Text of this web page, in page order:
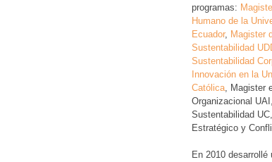
programas:
Humano de la
Ecuador, Magister
Sustentabilidad
Sustentabilidad
Innovación en la
Católica , Magister
Organizacional
Sustentabilidad
Estratégico y
En 2010 desarrollé